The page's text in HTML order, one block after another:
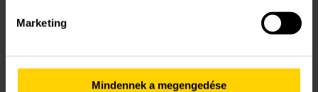
Marketing
Mindennek a megengedése
E-mail cím